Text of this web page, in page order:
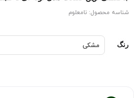
شناسه محصول: نامعلوم
رنگ